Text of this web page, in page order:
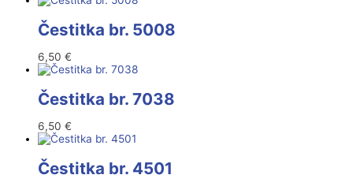
Čestitka br. 5008
6,50 €
Čestitka br. 7038
6,50 €
Čestitka br. 4501